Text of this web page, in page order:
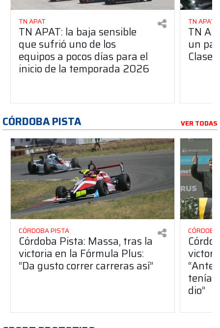
TN APAT
TN APAT: la baja sensible
que sufrió uno de los
equipos a pocos días para el
inicio de la temporada 2026
TN APAT
TN
un
Clase
CÓRDOBA PISTA VER TODAS
CÓRDOBA PISTA
Córdoba Pista: Massa, tras la
victoria en la Fórmula Plus:
“Da gusto correr carreras así”
dio”